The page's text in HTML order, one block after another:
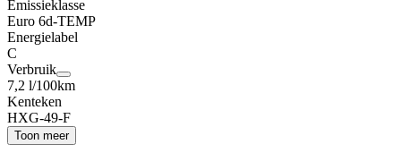
Emissieklasse
Euro 6d-TEMP
Energielabel
C
Verbruik
7,2 l/100km
Kenteken
HXG-49-F
Toon meer